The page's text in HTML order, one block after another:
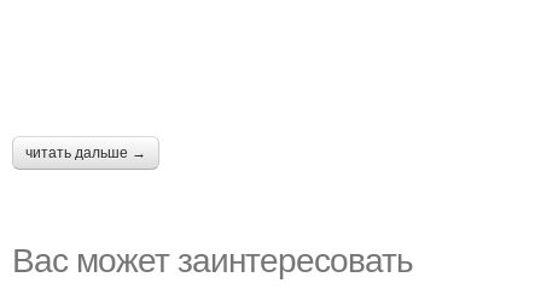
читать дальше →
Вас может заинтересовать